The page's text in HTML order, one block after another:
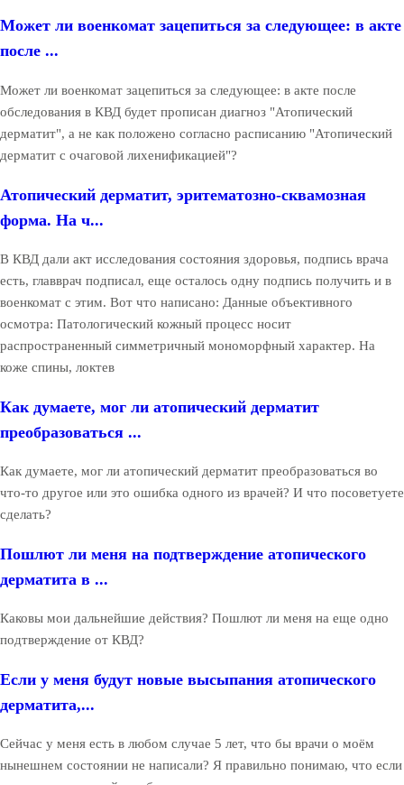
Может ли военкомат зацепиться за следующее: в акте
после ...
Может ли военкомат зацепиться за следующее: в акте после
обследования в КВД будет прописан диагноз "Атопический
дерматит", а не как положено согласно расписанию "Атопический
дерматит с очаговой лихенификацией"?
Атопический дерматит, эритематозно-сквамозная
форма. На ч...
В КВД дали акт исследования состояния здоровья, подпись врача
есть, главврач подписал, еще осталось одну подпись получить и в
военкомат с этим. Вот что написано: Данные объективного
осмотра: Патологический кожный процесс носит
распространенный симметричный мономорфный характер. На
коже спины, локтев
Как думаете, мог ли атопический дерматит
преобразоваться ...
Как думаете, мог ли атопический дерматит преобразоваться во
что-то другое или это ошибка одного из врачей? И что посоветуете
сделать?
Пошлют ли меня на подтверждение атопического
дерматита в ...
Каковы мои дальнейшие действия? Пошлют ли меня на еще одно
подтверждение от КВД?
Если у меня будут новые высыпания атопического
дерматита,...
Сейчас у меня есть в любом случае 5 лет, что бы врачи о моём
нынешнем состоянии не написали? Я правильно понимаю, что если